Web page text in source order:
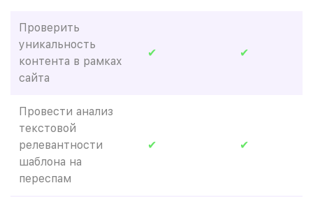
Проверить
уникальность
контента в рамках
сайта
✔ ✔
Провести анализ
текстовой
релевантности
шаблона на
переспам
✔ ✔